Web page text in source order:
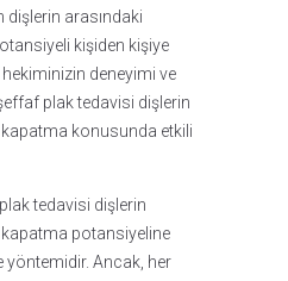
arasındaki
kişiden kişiye
deneyimi ve
plak tedavisi dişlerin
kapatma konusunda etkili
tedavisi dişlerin
kapatma potansiyeline
yöntemidir. Ancak, her